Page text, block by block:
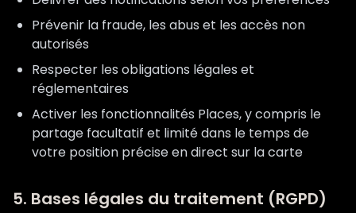
Prévenir la fraude, les abus et les accès non
autorisés
Respecter les obligations légales et
réglementaires
Activer les fonctionnalités Places, y compris le
partage facultatif et limité dans le temps de
votre position précise en direct sur la carte
5. Bases légales du traitement (RGPD)